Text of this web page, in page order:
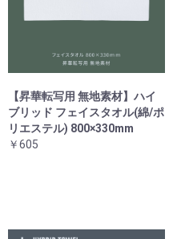
【昇華転写用 無地素材】ハイ
ブリッド フェイスタオル(綿/ポ
リエステル) 800×330mm
￥605